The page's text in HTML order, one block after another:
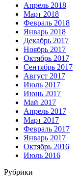
Апрель 2018
Март 2018
Февраль 2018
Январь 2018
Декабрь 2017
Ноябрь 2017
Октябрь 2017
Сентябрь 2017
Август 2017
Июль 2017
Июнь 2017
Май 2017
Апрель 2017
Март 2017
Февраль 2017
Январь 2017
Октябрь 2016
Июль 2016
Рубрики